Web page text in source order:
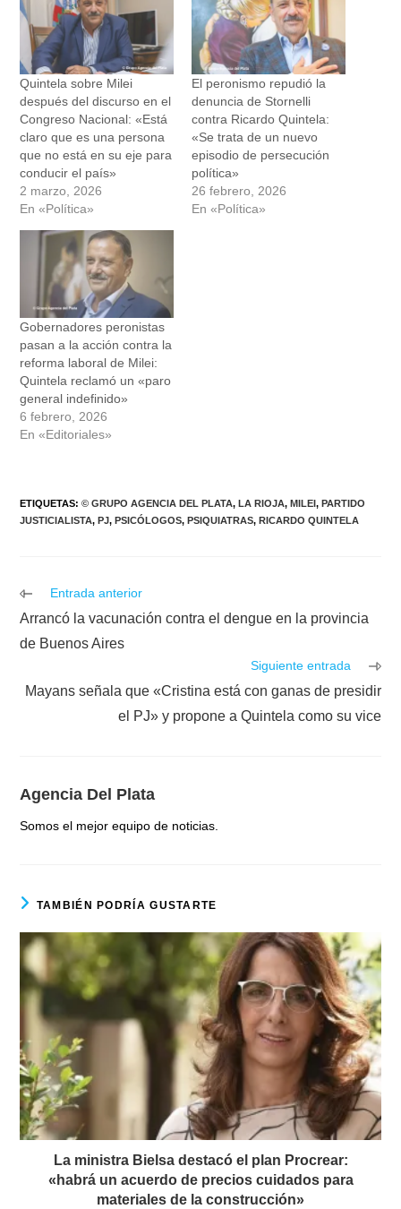
Quintela sobre Milei
después del discurso en el
Congreso Nacional: «Está
claro que es una persona
que no está en su eje para
conducir el país»
2 marzo, 2026
En «Política»
El peronismo repudió la
denuncia de Stornelli
contra Ricardo Quintela:
«Se trata de un nuevo
episodio de persecución
política»
26 febrero, 2026
En «Política»
Gobernadores peronistas
pasan a la acción contra la
reforma laboral de Milei:
Quintela reclamó un «paro
general indefinido»
6 febrero, 2026
En «Editoriales»
ETIQUETAS:© GRUPO AGENCIA DEL PLATA, LA RIOJA, MILEI, PARTIDO
JUSTICIALISTA, PJ, PSICÓLOGOS, PSIQUIATRAS, RICARDO QUINTELA
Leer
artículos
Entrada anterior
Arrancó la vacunación contra el dengue en la provincia
de Buenos Aires
Siguiente entrada
Mayans señala que «Cristina está con ganas de presidir
el PJ» y propone a Quintela como su vice
Agencia Del Plata
Somos el mejor equipo de noticias.
TAMBIÉN PODRÍA GUSTARTE
La ministra Bielsa destacó el plan Procrear:
«habrá un acuerdo de precios cuidados para
materiales de la construcción»